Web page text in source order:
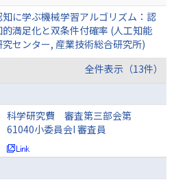
知に学ぶ機械学習アルゴリズム：認
的満足化と双条件付確率 (人工知能
究センター, 産業技術総合研究所)
全件表示（13件）
科学研究費 審査第三部会第
61040小委員会I 審査員